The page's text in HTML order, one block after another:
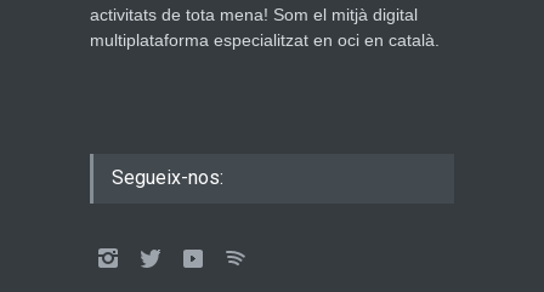
activitats de tota mena! Som el mitjà digital
multiplataforma especialitzat en oci en català.
Segueix-nos: